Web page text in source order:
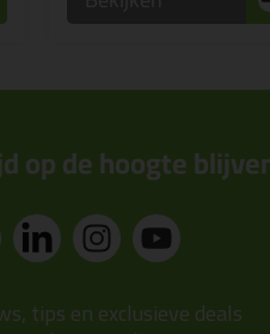
op de hoogte
tips en exclusieve deals